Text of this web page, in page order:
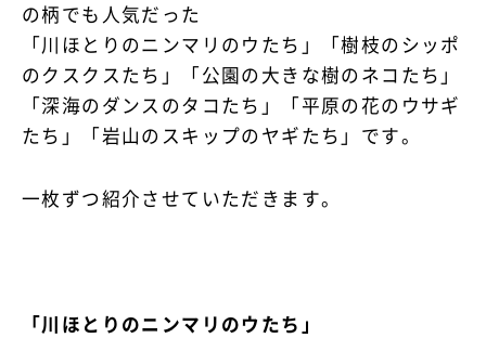
の柄でも人気だった
「川ほとりのニンマリのウたち」「樹枝のシッポ
のクスクスたち」「公園の大きな樹のネコたち」
「深海のダンスのタコたち」「平原の花のウサギ
たち」「岩山のスキップのヤギたち」です。
一枚ずつ紹介させていただきます。
「川ほとりのニンマリのウたち」